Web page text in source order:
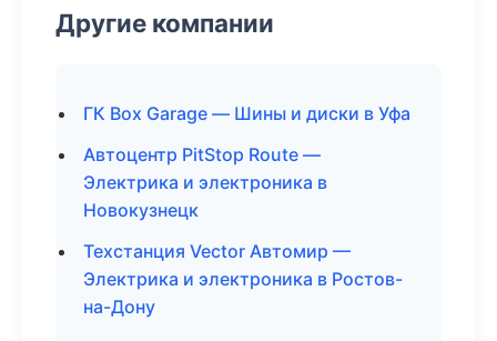
Другие компании
ГК Box Garage — Шины и диски в Уфа
Автоцентр PitStop Route —
Электрика и электроника в
Новокузнецк
Техстанция Vector Автомир —
Электрика и электроника в Ростов-
на-Дону